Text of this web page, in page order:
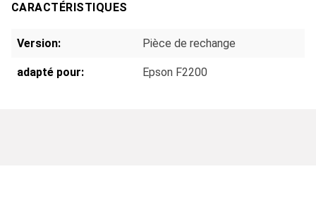
CARACTÉRISTIQUES
Version: Pièce de rechange
adapté pour: Epson F2200